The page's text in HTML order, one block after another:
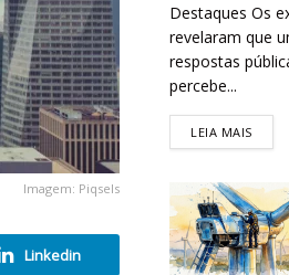
Imagem: Piqsels
Linkedin
Destaques Os
revelaram que
respostas
percebe...
LEIA MAIS